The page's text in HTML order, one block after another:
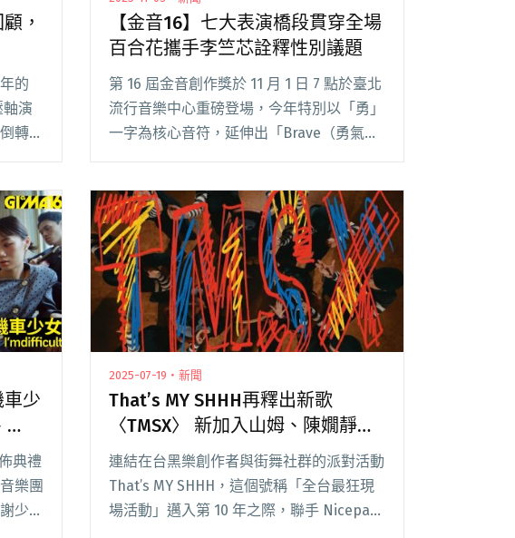
，
的
軸演
轉時
場
】極
【金音16】七大表演橋段貫穿全場
百合花攜手李竺芯詮釋性別議題
第 16 屆金音創作獎於 11 月 1 日 7 點於臺北
流行音樂中心重磅登場，今年特別以「勇」
一字為核心音符，延伸出「Brave（勇氣）
人齊聚一堂，閱讀全文 "【金音16】七大表
演橋段貫穿全場 百合花攜手李竺芯詮釋性
別議題"
少
姆
典禮
樂團
少年
2025-07-19・新聞
That’s MY SHHH再釋出新歌
〈TMSX〉 新加入山姆、陳嫺靜、
鄭雙雙助陣
連結在台黑樂創作者與街舞社群的派對活動
That’s MY SHHH，這個號稱「全台最狂現
場活動」邁入第 10 年之際，聯手 Nicepass